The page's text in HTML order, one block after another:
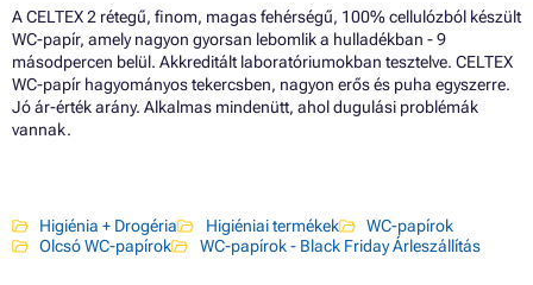
A CELTEX 2 rétegű, finom, magas fehérségű, 100% cellulózból készült
WC-papír, amely nagyon gyorsan lebomlik a hulladékban - 9
másodpercen belül. Akkreditált laboratóriumokban tesztelve. CELTEX
WC-papír hagyományos tekercsben, nagyon erős és puha egyszerre.
Jó ár-érték arány. Alkalmas mindenütt, ahol dugulási problémák
vannak.
Higiénia + Drogéria Higiéniai termékek
WC-papírok
Olcsó WC-papírok
WC-papírok - Black Friday Árleszállítás